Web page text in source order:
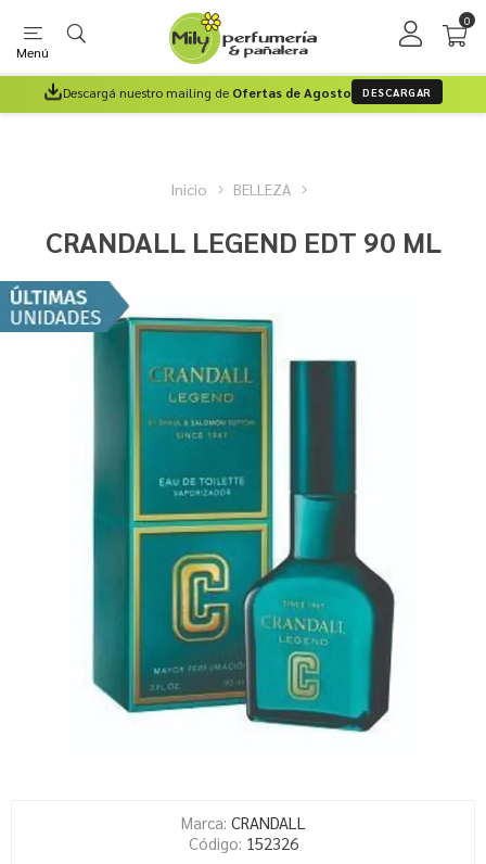
Menú
0
Descargá nuestro mailing de Ofertas de Agosto DESCARGAR
Inicio BELLEZA
CRANDALL LEGEND EDT 90 ML
Marca: CRANDALL
Código: 152326